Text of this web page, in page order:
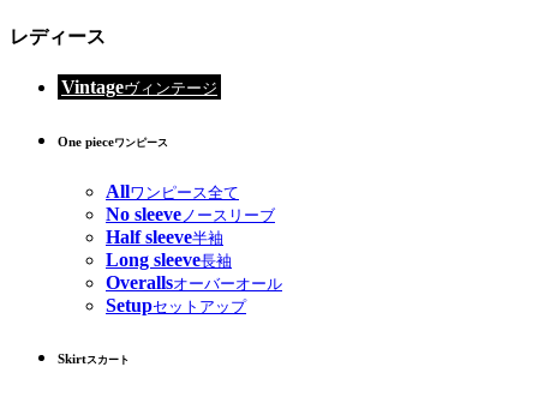
レディース
Vintageヴィンテージ
One pieceワンピース
Allワンピース全て
No sleeve ノースリーブ
Half sleeve半袖
Long sleeve長袖
Overallsオーバーオール
Setupセットアップ
Skirtスカート